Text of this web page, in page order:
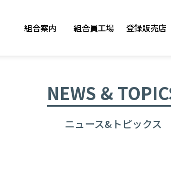
組合案内 組合員工場 登録販売店
NEWS &
ニュース&トピックス